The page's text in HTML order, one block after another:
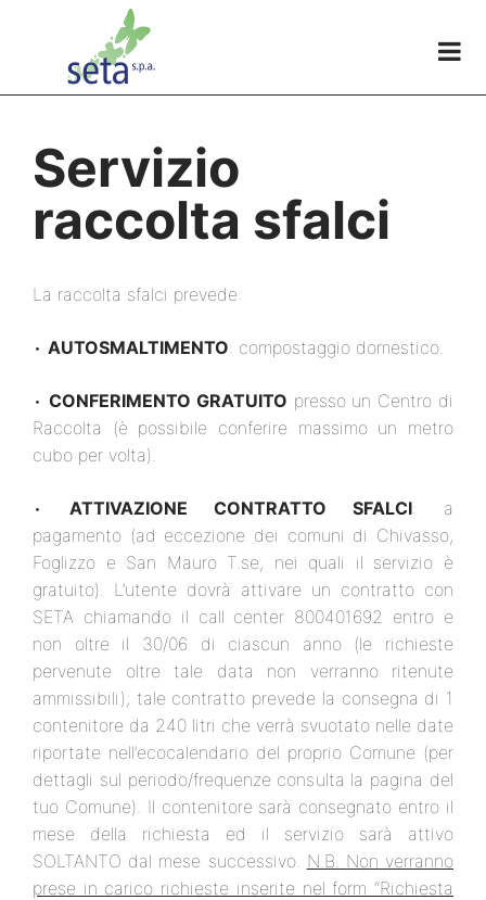
Servizio
raccolta sfalci
La raccolta sfalci prevede:
• AUTOSMALTIMENTO: compostaggio domestico.
• CONFERIMENTO GRATUITO presso un Centro di
Raccolta (è possibile conferire massimo un metro
cubo per volta).
• ATTIVAZIONE CONTRATTO SFALCI: a
pagamento (ad eccezione dei comuni di Chivasso,
Foglizzo e San Mauro T.se, nei quali il servizio è
gratuito). L’utente dovrà attivare un contratto con
SETA chiamando il call center 800401692 entro e
non oltre il 30/06 di ciascun anno (le richieste
pervenute oltre tale data non verranno ritenute
ammissibili); tale contratto prevede la consegna di 1
contenitore da 240 litri che verrà svuotato nelle date
riportate nell’ecocalendario del proprio Comune (per
dettagli sul periodo/frequenze consulta la pagina del
tuo Comune). Il contenitore sarà consegnato entro il
mese della richiesta ed il servizio sarà attivo
SOLTANTO dal mese successivo. N.B. Non verranno
prese in carico richieste inserite nel form “Richiesta